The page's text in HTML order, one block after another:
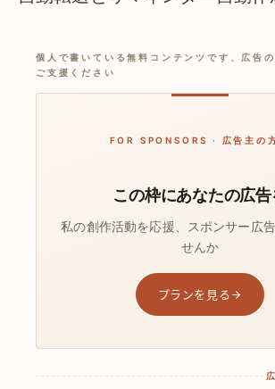
個人で書いている無料コンテンツです、広告
ご支援ください
FOR SPONSORS · 広告主の
この枠にあなたの広
私の創作活動を応援、スポンサー広
せんか
プランを見る